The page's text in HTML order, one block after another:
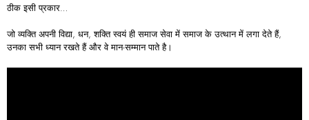
ठीक इसी प्रकार…
जो व्यक्ति अपनी विद्या, धन, शक्ति स्वयं ही समाज सेवा में समाज के उत्थान में लगा देते हैं,
उनका सभी ध्यान रखते हैं और वे मान-सम्मान पाते है।